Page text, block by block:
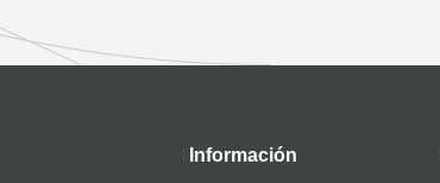
Información